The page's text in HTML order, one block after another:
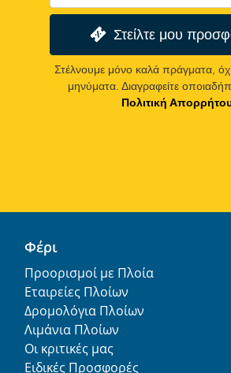
Στείλτε μου
Στέλνουμε μόνο καλά πράγματα,
μηνύματα. Διαγραφείτε
Πολιτική
Φέρι
Προορισμοί με Πλοία
Εταιρείες Πλοίων
Δρομολόγια Πλοίων
Λιμάνια Πλοίων
Οι κριτικές μας
Ειδικές Προσφορές